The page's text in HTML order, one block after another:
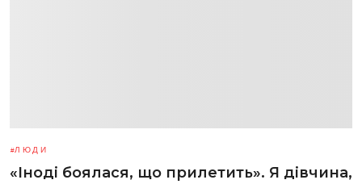
ЛЮДИ
«Іноді боялася, що прилетить». Я дівчина,